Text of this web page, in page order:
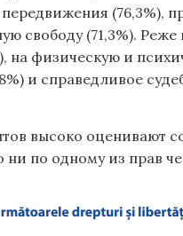
(76,3%),
свободу (71,3%).
на физическую и
и справедливое
высоко оценивают
ни по одному из прав